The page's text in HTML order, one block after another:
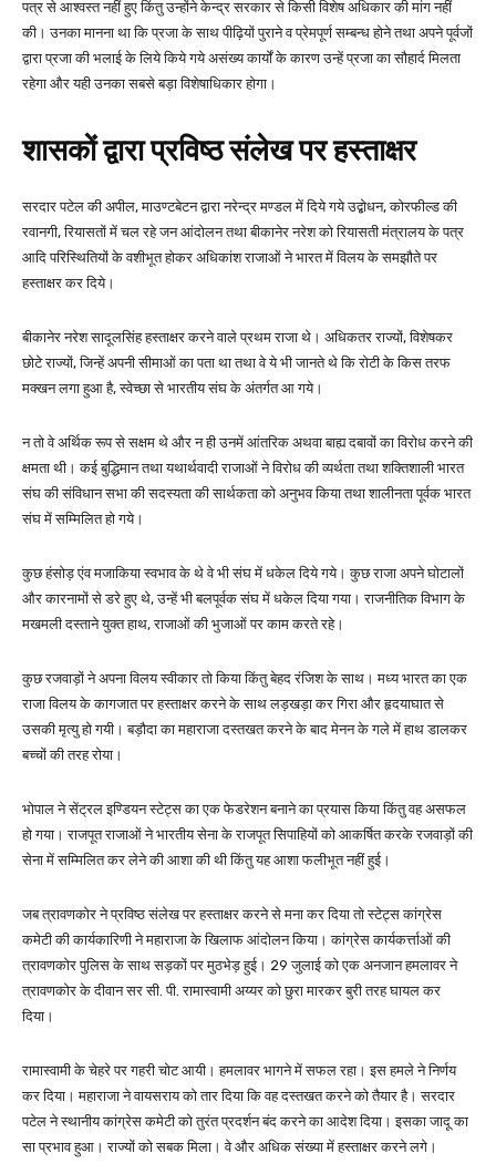
पत्र से आश्वस्त नहीं हुए किंतु उन्होंने केन्द्र सरकार से किसी विशेष अधिकार की मांग नहीं
की। उनका मानना था कि प्रजा के साथ पीढ़ियों पुराने व प्रेमपूर्ण सम्बन्ध होने तथा अपने पूर्वजों
द्वारा प्रजा की भलाई के लिये किये गये असंख्य कार्यों के कारण उन्हें प्रजा का सौहार्द मिलता
रहेगा और यही उनका सबसे बड़ा विशेषाधिकार होगा।
शासकों द्वारा प्रविष्ठ संलेख पर हस्ताक्षर
सरदार पटेल की अपील, माउण्टबेटन द्वारा नरेन्द्र मण्डल में दिये गये उद्बोधन, कोरफील्ड की
रवानगी, रियासतों में चल रहे जन आंदोलन तथा बीकानेर नरेश को रियासती मंत्रालय के पत्र
आदि परिस्थितियों के वशीभूत होकर अधिकांश राजाओं ने भारत में विलय के समझौते पर
हस्ताक्षर कर दिये।
बीकानेर नरेश सादूलसिंह हस्ताक्षर करने वाले प्रथम राजा थे। अधिकतर राज्यों, विशेषकर
छोटे राज्यों, जिन्हें अपनी सीमाओं का पता था तथा वे ये भी जानते थे कि रोटी के किस तरफ
मक्खन लगा हुआ है, स्वेच्छा से भारतीय संघ के अंतर्गत आ गये।
न तो वे अर्थिक रूप से सक्षम थे और न ही उनमें आंतरिक अथवा बाह्य दबावों का विरोध करने की
क्षमता थी। कई बुद्धिमान तथा यथार्थवादी राजाओं ने विरोध की व्यर्थता तथा शक्तिशाली भारत
संघ की संविधान सभा की सदस्यता की सार्थकता को अनुभव किया तथा शालीनता पूर्वक भारत
संघ में सम्मिलित हो गये।
कुछ हंसोड़ एंव मजाकिया स्वभाव के थे वे भी संघ में धकेल दिये गये। कुछ राजा अपने घोटालों
और कारनामों से डरे हुए थे, उन्हें भी बलपूर्वक संघ में धकेल दिया गया। राजनीतिक विभाग के
मखमली दस्ताने युक्त हाथ, राजाओं की भुजाओं पर काम करते रहे।
कुछ रजवाड़ों ने अपना विलय स्वीकार तो किया किंतु बेहद रंजिश के साथ। मध्य भारत का एक
राजा विलय के कागजात पर हस्ताक्षर करने के साथ लड़खड़ा कर गिरा और हृदयाघात से
उसकी मृत्यु हो गयी। बड़ौदा का महाराजा दस्तखत करने के बाद मेनन के गले में हाथ डालकर
बच्चों की तरह रोया।
भोपाल ने सेंट्रल इण्डियन स्टेट्स का एक फेडरेशन बनाने का प्रयास किया किंतु वह असफल
हो गया। राजपूत राजाओं ने भारतीय सेना के राजपूत सिपाहियों को आकर्षित करके रजवाड़ों की
सेना में सम्मिलित कर लेने की आशा की थी किंतु यह आशा फलीभूत नहीं हुई।
जब त्रावणकोर ने प्रविष्ठ संलेख पर हस्ताक्षर करने से मना कर दिया तो स्टेट्स कांग्रेस
कमेटी की कार्यकारिणी ने महाराजा के खिलाफ आंदोलन किया। कांग्रेस कार्यकर्त्ताओं की
त्रावणकोर पुलिस के साथ सड़कों पर मुठभेड़ हुई। 29 जुलाई को एक अनजान हमलावर ने
त्रावणकोर के दीवान सर सी. पी. रामास्वामी अय्यर को छुरा मारकर बुरी तरह घायल कर
दिया।
रामास्वामी के चेहरे पर गहरी चोट आयी। हमलावर भागने में सफल रहा। इस हमले ने निर्णय
कर दिया। महाराजा ने वायसराय को तार दिया कि वह दस्तखत करने को तैयार है। सरदार
पटेल ने स्थानीय कांग्रेस कमेटी को तुरंत प्रदर्शन बंद करने का आदेश दिया। इसका जादू का
सा प्रभाव हुआ। राज्यों को सबक मिला। वे और अधिक संख्या में हस्ताक्षर करने लगे।